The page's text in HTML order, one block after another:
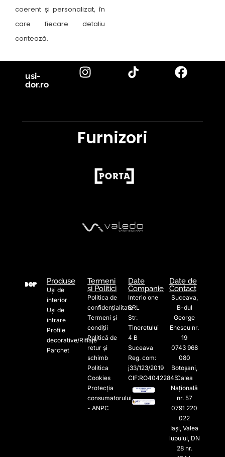
coerent și personalizat, în
care fiecare detaliu
contează.
usi-
dor.ro
Furnizori
Produse
Uși de
interior
Uși de
intrare
Profile
decorative/Riflaje
Parchet
Termeni
și Politici
Politica de
confidențialitate
Termeni și
condiții
Politică de
retur și
schimb
Politica
Cookies
Protecția
consumatorului
- ANPC
Date
Companie
Interio one
SRL
Str.
Tineretului
4 B
Suceava
Reg. com:
j33/123/2019
CIF:RO40422845
Date de
Contact
Suceava,
B-dul
George
Enescu nr.
19
0743 968
080
Botoșani,
Calea
Națională
nr. 57
0791 220
022​
Iași, Valea
lupului, DN
28 nr.